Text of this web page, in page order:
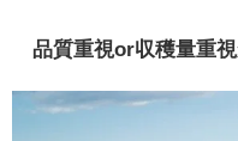
品質重視or収穫量重